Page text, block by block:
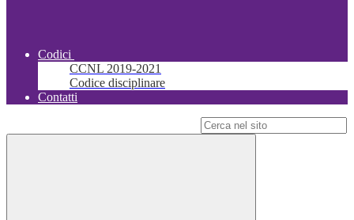
Codici
CCNL 2019-2021
Codice disciplinare
Contatti